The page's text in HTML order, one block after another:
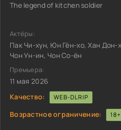
The legend of kitchen soldier
Актёры:
Пак Чи-хун, Юн Гён-хо, Хан
Чон Ун-ин, Чон Со-ён
Премьера:
11 мая 2026
Качество:
WEB-DLRIP
Возрастное ограничение: 18+